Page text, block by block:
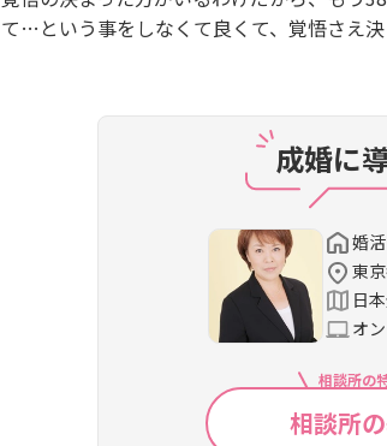
て…という事をしなくて良くて、覚悟さえ
成婚に
婚
東
日
オ
相談所の
相談所